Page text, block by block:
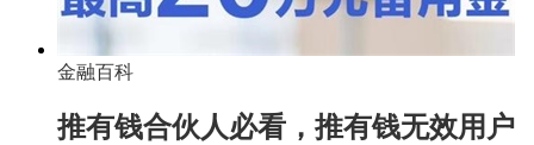
金融百科
推有钱合伙人必看，推有钱无效用户